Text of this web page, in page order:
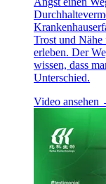
Trost und Nähe
erleben. Der
wissen, dass
Unterschied.
Video ansehen